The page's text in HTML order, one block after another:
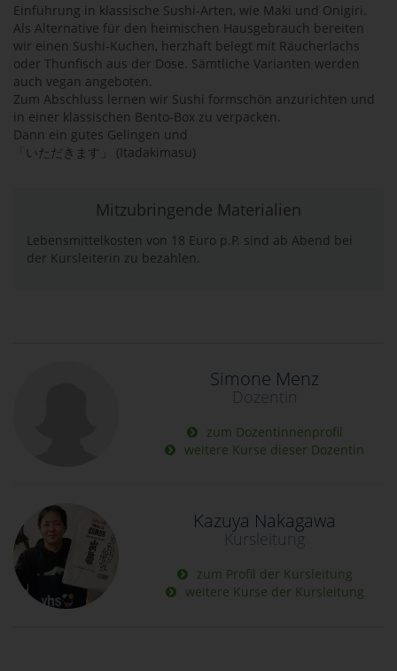
Einführung in klassische Sushi-Arten, wie Maki und Onigiri.
Als Alternative für den heimischen Hausgebrauch bereiten
wir einen Sushi-Kuchen, herzhaft belegt mit Räucherlachs
oder Thunfisch aus der Dose. Sämtliche Varianten werden
auch vegan angeboten.
Zum Abschluss lernen wir Sushi formschön anzurichten und
in einer klassischen Bento-Box zu verpacken.
Dann ein gutes Gelingen und
「いただきます」 (Itadakimasu)
Mitzubringende Materialien
Lebensmittelkosten von 18 Euro p.P. sind ab Abend bei
der Kursleiterin zu bezahlen.
Simone Menz
Dozentin
zum Dozentinnenprofil
weitere Kurse dieser Dozentin
Kazuya Nakagawa
Kursleitung
zum Profil der Kursleitung
weitere Kurse der Kursleitung